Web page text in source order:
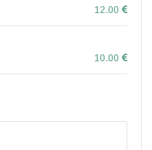
12.00
10.00